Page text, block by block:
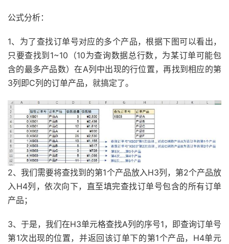
公式分析：
1、为了查找订单号对应的多个产品，根据下图可以看出，
只要查找到1~10（10为查询数据总行数，为某订单可能包
含的最多产品数）在A列中出现的行位置，再找到相应的第
3列即C列的订单产品，就搞定了。
2、我们需要将查找到的第1个产品放入H3列，第2个产品放
入H4列，依次向下，直至填完查找订单号包含的所有订单
产品；
3、于是，我们在H3单元格查找A列的序号1，即查询订单号
第1次出现的位置，并返回该订单下的第1个产品，H4单元